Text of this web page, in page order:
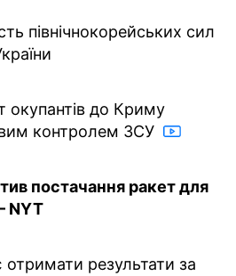
північнокорейських сил
до Криму
контролем ЗСУ
постачання ракет для
NYT
отримати результати за